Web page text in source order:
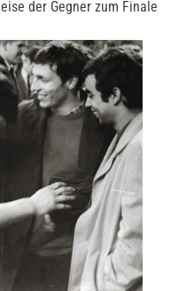
der Gegner zum Finale